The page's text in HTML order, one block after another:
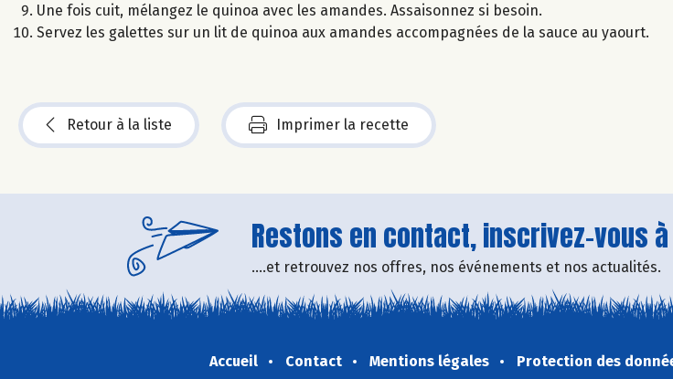
Une fois cuit, mélangez le quinoa avec les amandes. Assaisonnez si besoin.
Servez les galettes sur un lit de quinoa aux amandes accompagnées de la sauce au yaourt.
Retour à la liste Imprimer la recette
Restons en contact, inscrivez-vous
....et retrouvez nos offres, nos événements et nos actualités.
Accueil Contact Mentions légales Protection des